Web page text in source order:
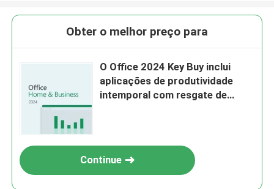
Obter o melhor preço para
O Office 2024 Key Buy inclui
aplicações de produtividade
intemporal com resgate de
Continue